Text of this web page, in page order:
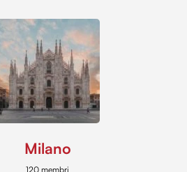
Milano
120 membri